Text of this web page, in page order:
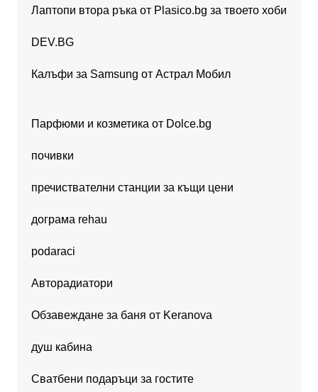
Лаптопи втора ръка от Plasico.bg за твоето хоби
DEV.BG
Калъфи за Samsung от Астрал Мобил
Парфюми и козметика от Dolce.bg
почивки
пречиствателни станции за къщи цени
дограма rehau
podaraci
Авторадиатори
Обзавеждане за баня от Keranova
душ кабина
Сватбени подаръци за гостите